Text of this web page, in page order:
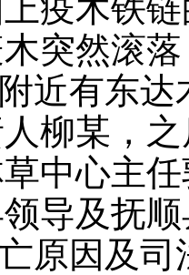
疫木铁
突然滚
近有东
柳某，
中心主
导及抚
亡原因及